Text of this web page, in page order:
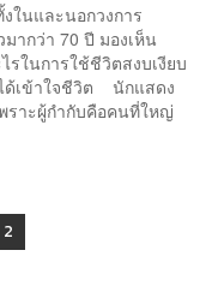
ในและนอกวงการ
ากว่า 70 ปี มองเห็น
รในการใช้ชีวิตสงบเงียบ
ด้เข้าใจชีวิต นักแสดง
ราะผู้กำกับคือคนที่ใหญ่
2